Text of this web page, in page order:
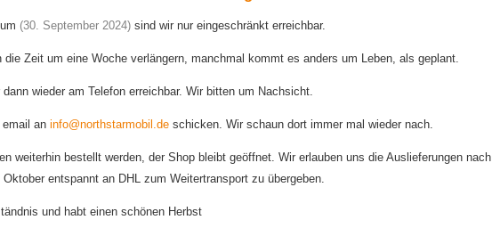
(30. September 2024) sind wir nur eingeschränkt erreichbar.
die Zeit um eine Woche verlängern, manchmal kommt es anders um Leben, als geplant.
dann wieder am Telefon erreichbar. Wir bitten um Nachsicht.
email an info@northstarmobil.de schicken. Wir schaun dort immer mal wieder nach.
weiterhin bestellt werden, der Shop bleibt geöffnet. Wir erlauben uns die Auslieferungen nach
entspannt an DHL zum Weitertransport zu übergeben.
und habt einen schönen Herbst